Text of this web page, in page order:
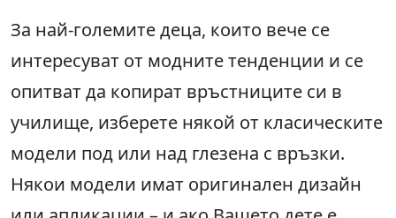
За най-големите деца, които вече се
интересуват от модните тенденции и се
опитват да копират връстниците си в
училище, изберете някой от класическите
модели под или над глезена с връзки.
Някои модели имат оригинален дизайн